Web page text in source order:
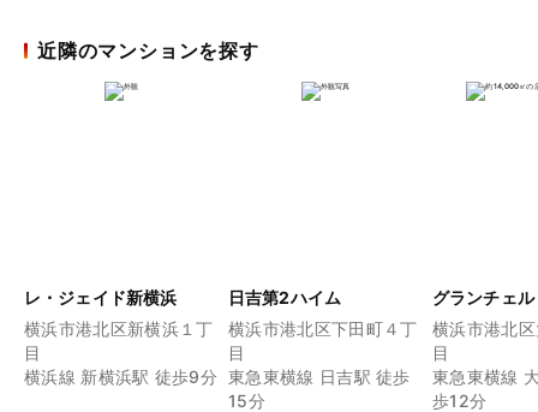
近隣のマンションを探す
レ・ジェイド新横浜
横浜市港北区新横浜１丁
目
横浜線 新横浜駅 徒歩9分
日吉第2ハイム
横浜市港北区下田町４丁
目
東急東横線 日吉駅 徒歩
15分
グランチェ
横浜市港北
目
東急東横線
歩12分